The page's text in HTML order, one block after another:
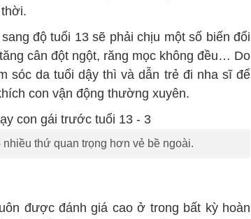
độ tuổi 13 sẽ phải chịu một số biến đổi
cân đột ngột, răng mọc không đều… Do
sóc da tuổi dậy thì và dẫn trẻ đi nha sĩ để
con vận động thường xuyên.
thứ quan trọng hơn vẻ bề ngoài.
được đánh giá cao ở trong bất kỳ hoàn